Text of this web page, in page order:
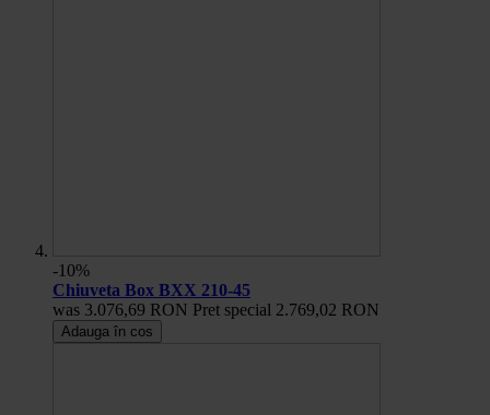
-10%
Chiuveta Box BXX 210-45
was 3.076,69 RON Pret special 2.769,02 RON
Adauga în cos